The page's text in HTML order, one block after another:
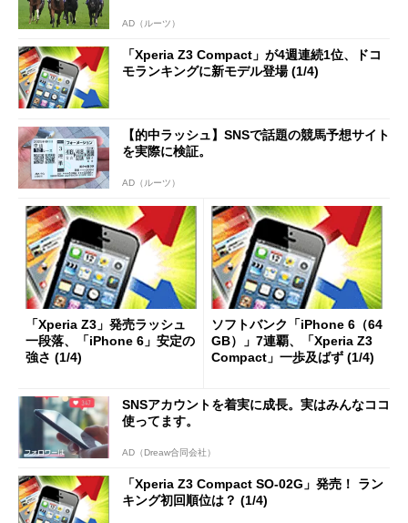
AD（ルーツ）
「Xperia Z3 Compact」が4週連続1位、ドコ
モランキングに新モデル登場 (1/4)
【的中ラッシュ】SNSで話題の競馬予想サイト
を実際に検証。
AD（ルーツ）
「Xperia Z3」発売ラッシュ
一段落、「iPhone 6」安定の
強さ (1/4)
ソフトバンク「iPhone 6（64
GB）」7連覇、「Xperia Z3
Compact」一歩及ばず (1/4)
SNSアカウントを着実に成長。実はみんなココ
使ってます。
AD（Dreaw合同会社）
「Xperia Z3 Compact SO-02G」発売！ ラン
キング初回順位は？ (1/4)